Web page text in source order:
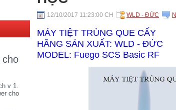
cho
v 1.
cho
12/10/2017 11:23:00 CH WLD - ĐỨC
MÁY TIỆT TRÙNG QUE CẤY
HÃNG SẢN XUẤT: WLD - ĐỨC
MODEL: Fuego SCS Basic RF